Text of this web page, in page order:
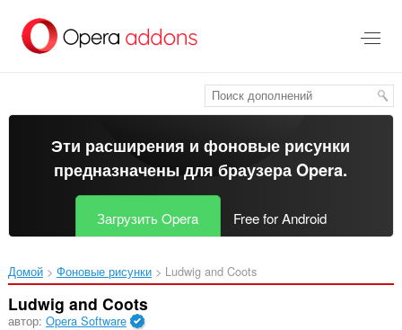
перейти
Эти расширения и фоновые рисунки
предназначены длябраузера Opera.
Загрузить Opera Free for Android
Домой Фоновые рисунки Ludwig and Coots‎
Ludwig and Coots
автор: Opera Software